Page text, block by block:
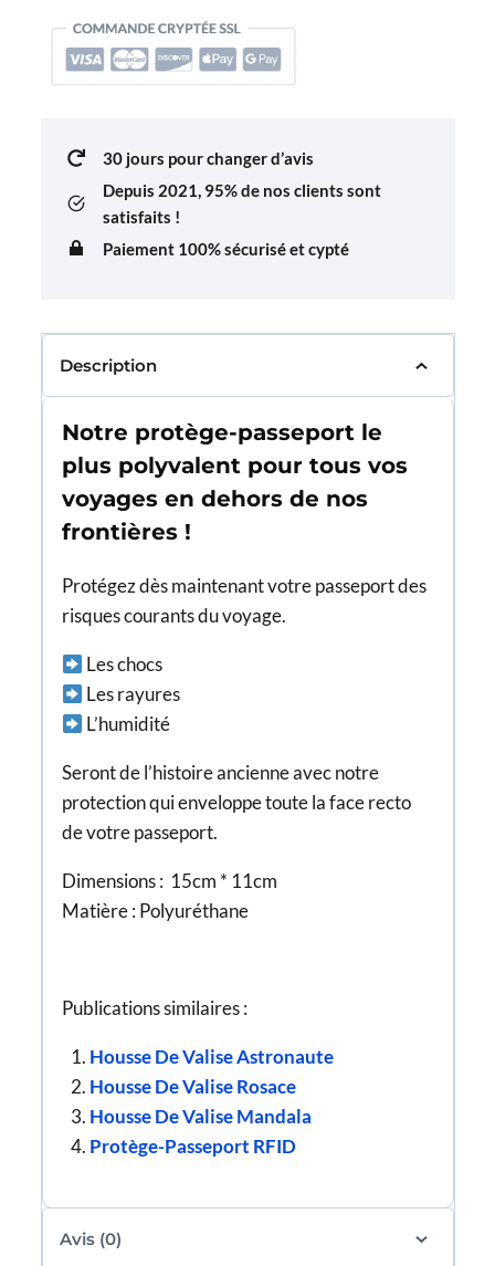
Passeport
Charm
30 jours pour changer d’avis
Depuis 2021, 95% de nos clients sont
satisfaits !
Paiement 100% sécurisé et cypté
Description
Notre protège-passeport le
plus polyvalent pour tous vos
voyages en dehors de nos
frontières !
Protégez dès maintenant votre passeport des
risques courants du voyage.
Les chocs
Les rayures
L’humidité
Seront de l’histoire ancienne avec notre
protection qui enveloppe toute la face recto
de votre passeport.
Dimensions : 15cm * 11cm
Matière : Polyuréthane
Publications similaires :
Housse De Valise Astronaute
Housse De Valise Rosace
Housse De Valise Mandala
Protège-Passeport RFID
Avis (0)